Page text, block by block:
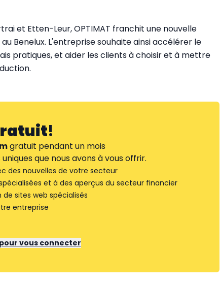
et Etten-Leur, OPTIMAT franchit une nouvelle
Benelux. L'entreprise souhaite ainsi accélérer le
pratiques, et aider les clients à choisir et à mettre
!
gratuit pendant un mois
que nous avons à vous offrir.
des nouvelles de votre secteur
et à des aperçus du secteur financier
sites web spécialisés
entreprise
vous connecter